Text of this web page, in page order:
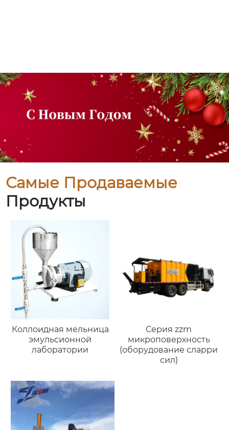
Самые Продаваемые
Продукты
Коллоидная мельница
эмульсионной
лаборатории
Серия zzm
микроповерхность
(оборудование сларри
сил)